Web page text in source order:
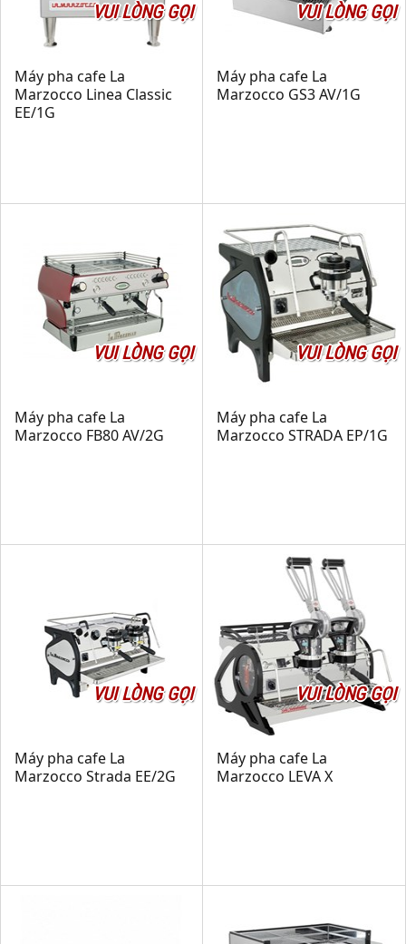
VUI LÒNG GỌI
Máy pha cafe La
Marzocco Linea Classic
EE/1G
VUI LÒNG GỌI
Máy pha cafe La
Marzocco GS3 AV/1G
VUI LÒNG GỌI
Máy pha cafe La
Marzocco FB80 AV/2G
VUI LÒNG GỌI
Máy pha cafe La
Marzocco STRADA EP/1G
VUI LÒNG GỌI
Máy pha cafe La
Marzocco Strada EE/2G
VUI LÒNG GỌI
Máy pha cafe La
Marzocco LEVA X